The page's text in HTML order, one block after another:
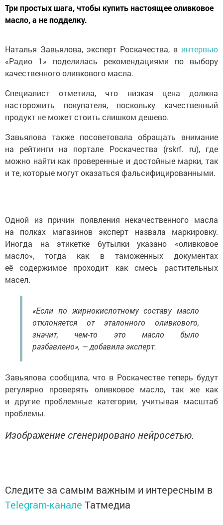
Три простых шага, чтобы купить настоящее оливковое
масло, а не подделку.
Наталья Завьялова, эксперт Роскачества, в интервью
«Радио 1» поделилась рекомендациями по выбору
качественного оливкового масла.
Специалист отметила, что низкая цена должна
насторожить покупателя, поскольку качественный
продукт не может стоить слишком дешево.
Завьялова также посоветовала обращать внимание
на рейтинги на портале Роскачества (rskrf. ru), где
можно найти как проверенные и достойные марки, так
и те, которые могут оказаться фальсифицированными.
Одной из причин появления некачественного масла
на полках магазинов эксперт назвала маркировку.
Иногда на этикетке бутылки указано «оливковое
масло», тогда как в таможенных документах
её содержимое проходит как смесь растительных
масел.
«Если по жирнокислотному составу масло
отклоняется от эталонного оливкового,
значит, чем-то это масло было
разбавлено», — добавила эксперт.
Завьялова сообщила, что в Роскачестве теперь будут
регулярно проверять оливковое масло, так же как
и другие проблемные категории, учитывая масштаб
проблемы.
Изображение сгенерировано нейросетью.
Следите за самым важным и интересным в
Telegram-канале Татмедиа